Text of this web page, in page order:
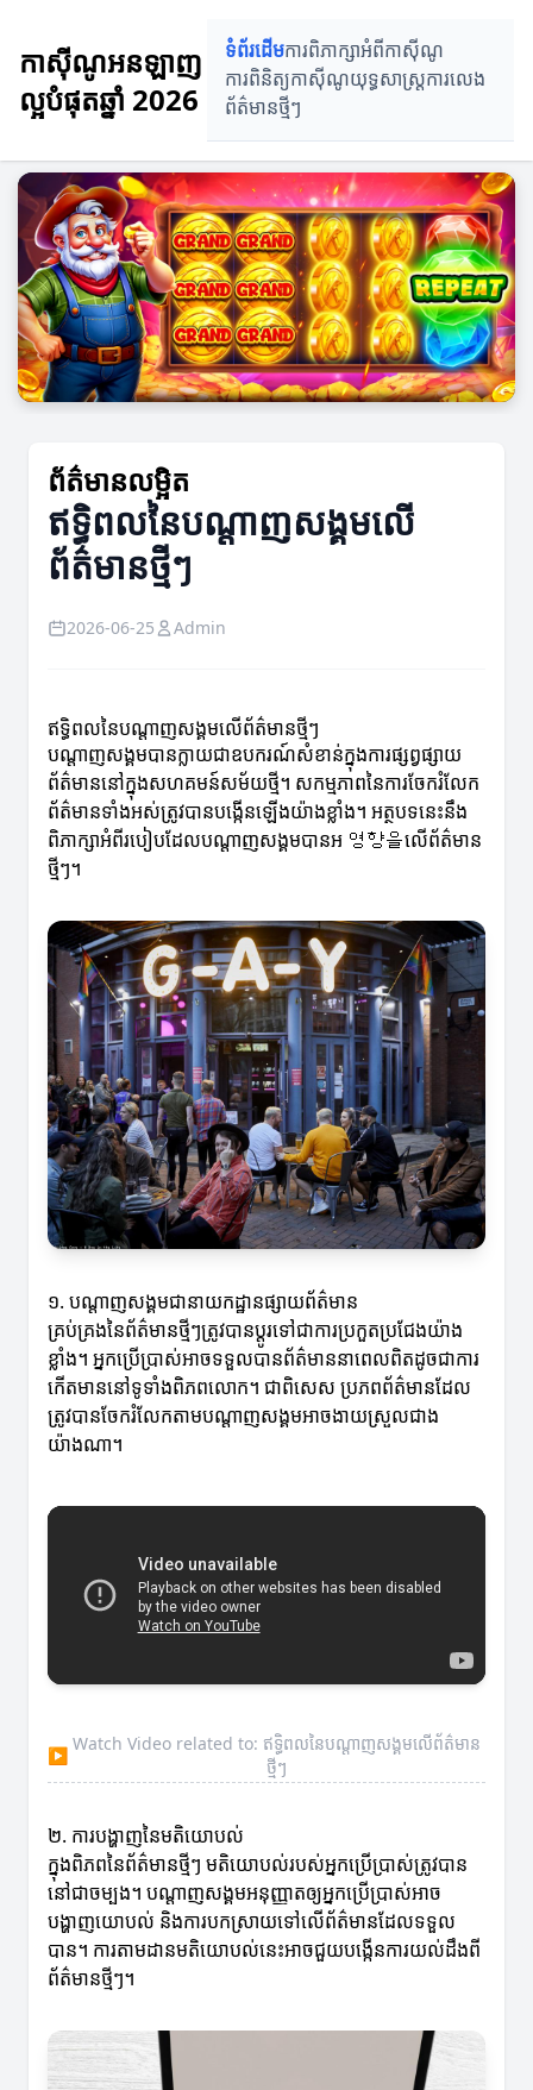
កាស៊ីណូអនឡាញ
ល្អបំផុតឆ្នាំ 2026
ទំព័រដើមការពិភាក្សាអំពីកាស៊ីណូ
ការពិនិត្យកាស៊ីណូយុទ្ធសាស្ត្រការលេង
ព័ត៌មានថ្មីៗ
ព័ត៌មានលម្អិត
ឥទ្ធិពលនៃបណ្តាញសង្គមលើ
ព័ត៌មានថ្មីៗ
2026-06-25 Admin
ឥទ្ធិពលនៃបណ្តាញសង្គមលើព័ត៌មានថ្មីៗ
បណ្តាញសង្គមបានក្លាយជាឧបករណ៍សំខាន់ក្នុងការផ្សព្វផ្សាយ
ព័ត៌មាននៅក្នុងសហគមន៍សម័យថ្មី។ សកម្មភាពនៃការចែករំលែក
ព័ត៌មានទាំងអស់ត្រូវបានបង្កើនឡើងយ៉ាងខ្លាំង។ អត្ថបទនេះនឹង
ពិភាក្សាអំពីរបៀបដែលបណ្តាញសង្គមបានអ 영향을លើព័ត៌មាន
ថ្មីៗ។
១. បណ្តាញសង្គមជានាយកដ្ឋានផ្សាយព័ត៌មាន
គ្រប់គ្រងនៃព័ត៌មានថ្មីៗត្រូវបានប្តូរទៅជាការប្រកួតប្រជែងយ៉ាង
ខ្លាំង។ អ្នកប្រើប្រាស់អាចទទួលបានព័ត៌មាននាពេលពិតដូចជាការ
កើតមាននៅទូទាំងពិភពលោក។ ជាពិសេស ប្រភពព័ត៌មានដែល
ត្រូវបានចែករំលែកតាមបណ្តាញសង្គមអាចងាយស្រួលជាង
យ៉ាងណា។
▶
Watch Video related to: ឥទ្ធិពលនៃបណ្តាញសង្គមលើព័ត៌មាន
ថ្មីៗ
២. ការបង្ហាញនៃមតិយោបល់
ក្នុងពិភពនៃព័ត៌មានថ្មីៗ មតិយោបល់របស់អ្នកប្រើប្រាស់ត្រូវបាន
នៅជាចម្បង។ បណ្តាញសង្គមអនុញ្ញាតឲ្យអ្នកប្រើប្រាស់អាច
បង្ហាញយោបល់ និងការបកស្រាយទៅលើព័ត៌មានដែលទទួល
បាន។ ការតាមដានមតិយោបល់នេះអាចជួយបង្កើនការយល់ដឹងពី
ព័ត៌មានថ្មីៗ។